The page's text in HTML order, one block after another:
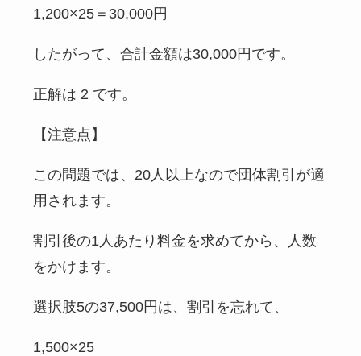
1,200×25＝30,000円
したがって、合計金額は30,000円です。
正解は 2 です。
【注意点】
この問題では、20人以上なので団体割引が適
用されます。
割引後の1人あたり料金を求めてから、人数
をかけます。
選択肢5の37,500円は、割引を忘れて、
1,500×25